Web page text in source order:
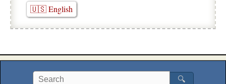
🇺🇸 English
🔍